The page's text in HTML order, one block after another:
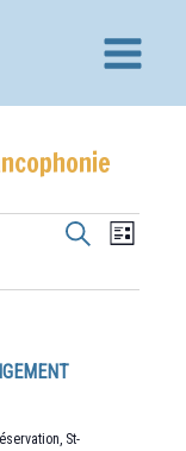
Main
Recherche
vues
Recherche
vues
Liste
St-